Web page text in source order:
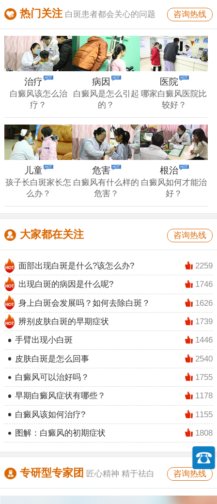
咨询热线
热门关注 白斑患者都会关心的问题
治疗
白癜风该怎么治
疗？
病因
白癜风是怎么引起
的？
医院
哪家白癜风医院比
较好？
儿童
孩子长白斑家长怎
么办？
危害
白癜风有什么样的
危害？
根治
白癜风如何才能治
好？
咨询热线
大家都在关注
2259
面部出现白斑是什么?该怎么办?
1746
出现白斑的病因是什么呢?
1626
身上白斑会发展吗？如何去除白斑？
1739
辨别皮肤白斑的早期症状
1446
手臂出现小白斑
2540
皮肤白斑是怎么回事
1755
白癜风可以治好吗？
1178
早期白癜风症状有哪些？
1155
白癜风该如何治疗?
1808
图解：白癜风的初期症状
咨询热线
专研型专家团 匠心精神 精于祛白